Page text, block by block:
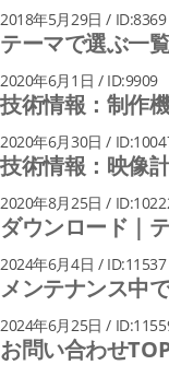
2018年5月29日 / ID:8369
テーマで選ぶ一
2020年6月1日 / ID:9909
技術情報：制作
2020年6月30日 /
技術情報：映像
2020年8月25日 /
ダウンロード｜
2024年6月4日 / ID:11537
メンテナンス中
2024年6月25日 /
お問い合わせ